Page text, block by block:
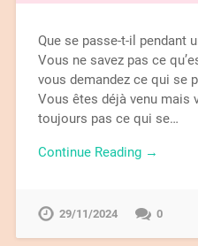
Que se passe-t-il pendant
Vous ne savez pas ce
vous demandez ce qui se
Vous êtes déjà venu mais
toujours pas ce qui se…
Continue Reading →
29/11/2024 0